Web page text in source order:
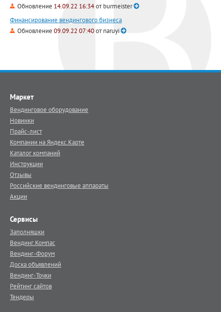
Обновление 14.09.22 16:34отburmeister
Финансирование вендингового бизнеса
Обновление 09.09.22 07:40отnaruyi
Маркет
Вендинговое оборудование
Новинки
Прайс-лист
Компании на Яндекс.Карте
Каталог компаний
Инструкции
Отзывы
Российские вендинговые аппараты
Акции
Сервисы
Заполняшки
Вендинг.Компас
Вендинг-Форум
Доска объявлений
Вендинг-Точки
Рейтинг сайтов
Тендеры